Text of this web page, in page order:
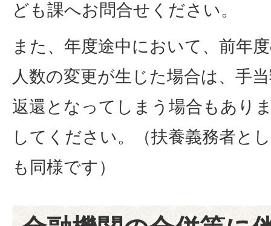
ども課へお問合せください。
また、年度途中において、前年
人数の変更が生じた場合は、手
返還となってしまう場合もあり
してください。（扶養義務者と
も同様です）